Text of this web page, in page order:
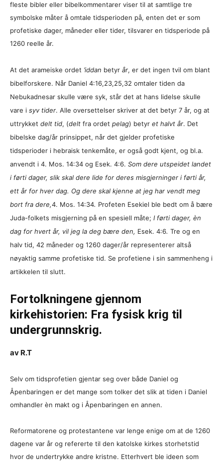
fleste bibler eller bibelkommentarer viser til at samtlige tre
symbolske måter å omtale tidsperioden på, enten det er som
profetiske dager, måneder eller tider, tilsvarer en tidsperiode på
1260 reelle år.
At det arameiske ordet ’iddan betyr år, er det ingen tvil om blant
bibelforskere. Når Daniel 4:16,23,25,32 omtaler tiden da
Nebukadnesar skulle være syk, står det at hans lidelse skulle
vare i syv tider. Alle oversettelser skriver at det betyr 7 år, og at
uttrykket delt tid, (delt fra ordet pelag) betyr et halvt år. Det
bibelske dag/år prinsippet, når det gjelder profetiske
tidsperioder i hebraisk tenkemåte, er også godt kjent, og bl.a.
anvendt i 4. Mos. 14:34 og Esek. 4:6. Som dere utspeidet landet
i førti dager, slik skal dere lide for deres misgjerninger i førti år,
ett år for hver dag. Og dere skal kjenne at jeg har vendt meg
bort fra dere,4. Mos. 14:34. Profeten Esekiel ble bedt om å bære
Juda-folkets misgjerning på en spesiell måte; I førti dager, èn
dag for hvert år, vil jeg la deg bære den, Esek. 4:6. Tre og en
halv tid, 42 måneder og 1260 dager/år representerer altså
nøyaktig samme profetiske tid. Se profetiene i sin sammenheng i
artikkelen til slutt.
Fortolkningene gjennom
kirkehistorien: Fra fysisk krig til
undergrunnskrig.
av R.T
Selv om tidsprofetien gjentar seg over både Daniel og
Åpenbaringen er det mange som tolker det slik at tiden i Daniel
omhandler èn makt og i Åpenbaringen en annen.
Reformatorene og protestantene var lenge enige om at de 1260
dagene var år og refererte til den katolske kirkes storhetstid
hvor de undertrykke andre kristne. Etterhvert ble ideen som